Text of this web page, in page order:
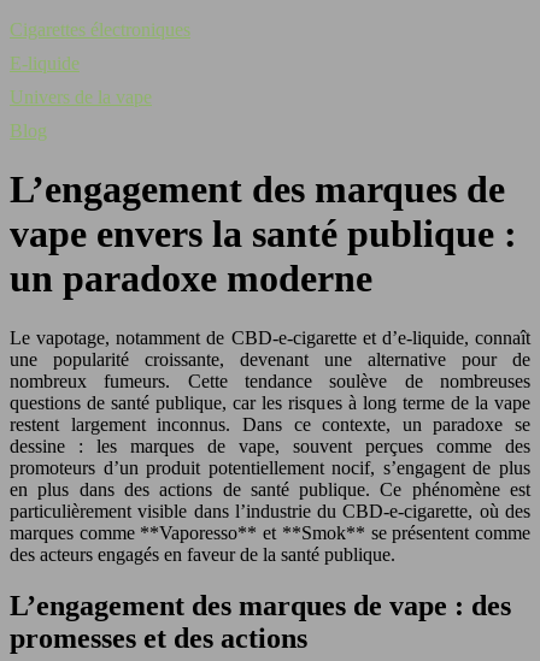
Cigarettes électroniques
E-liquide
Univers de la vape
Blog
L’engagement des marques de
vape envers la santé publique :
un paradoxe moderne
Le vapotage, notamment de CBD-e-cigarette et d’e-liquide, connaît
une popularité croissante, devenant une alternative pour de
nombreux fumeurs. Cette tendance soulève de nombreuses
questions de santé publique, car les risques à long terme de la vape
restent largement inconnus. Dans ce contexte, un paradoxe se
dessine : les marques de vape, souvent perçues comme des
promoteurs d’un produit potentiellement nocif, s’engagent de plus
en plus dans des actions de santé publique. Ce phénomène est
particulièrement visible dans l’industrie du CBD-e-cigarette, où des
marques comme **Vaporesso** et **Smok** se présentent comme
des acteurs engagés en faveur de la santé publique.
L’engagement des marques de vape : des
promesses et des actions